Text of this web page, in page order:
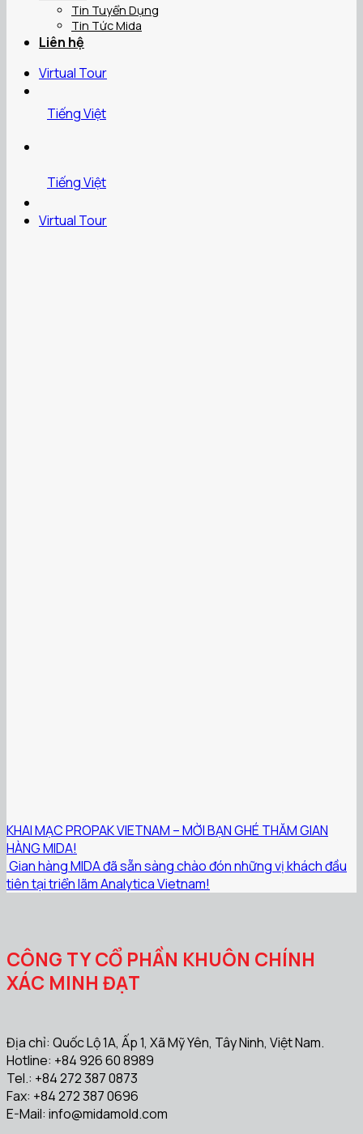
Tin Tuyển Dụng
Tin Tức Mida
Liên hệ
Virtual Tour
Tiếng Việt
Tiếng Việt
Virtual Tour
KHAI MẠC PROPAK VIETNAM – MỜI BẠN GHÉ THĂM GIAN
HÀNG MIDA!
️ Gian hàng MIDA đã sẵn sàng chào đón những vị khách đầu
tiên tại triển lãm Analytica Vietnam!
CÔNG TY CỔ PHẦN KHUÔN CHÍNH
XÁC MINH ĐẠT
Địa chỉ: Quốc Lộ 1A, Ấp 1, Xã Mỹ Yên, Tây Ninh, Việt Nam.
Hotline: +84 926 60 8989
Tel.: +84 272 387 0873
Fax: +84 272 387 0696
E-Mail: info@midamold.com